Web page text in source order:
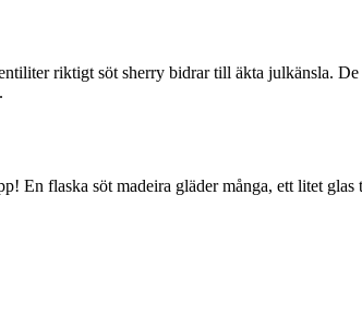
riktigt söt sherry bidrar till äkta julkänsla.
En flaska söt madeira gläder många, ett litet